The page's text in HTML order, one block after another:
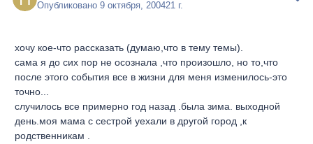
Опубликовано9 октября, 200421 г.
хочу кое-что рассказать (думаю,что в тему темы).
сама я до сих пор не осознала ,что произошло, но то,что
после этого события все в жизни для меня изменилось-это
точно...
случилось все примерно год назад .была зима. выходной
день.моя мама с сестрой уехали в другой город ,к
родственникам .